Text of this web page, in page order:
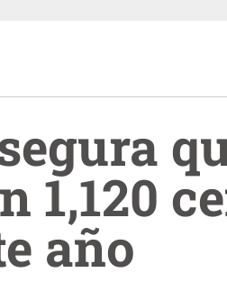
1,120
año